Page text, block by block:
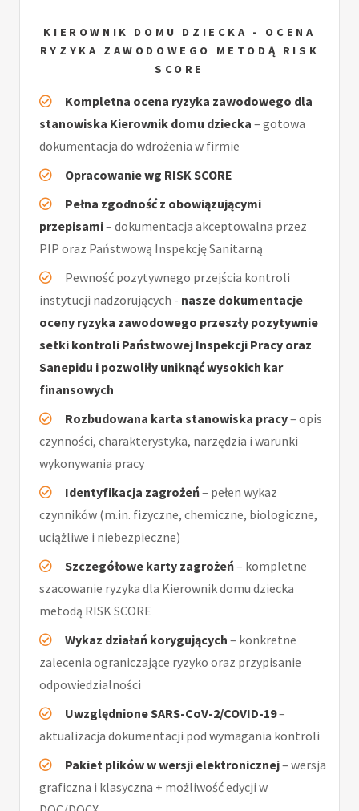
KIEROWNIK DOMU DZIECKA - OCENA
RYZYKA ZAWODOWEGO METODĄ RISK
SCORE
Kompletna ocena ryzyka zawodowego dla
stanowiska Kierownik domu dziecka – gotowa
dokumentacja do wdrożenia w firmie
Opracowanie wg RISK SCORE
Pełna zgodność z obowiązującymi
przepisami– dokumentacja akceptowalna przez
PIP oraz Państwową Inspekcję Sanitarną
Pewność pozytywnego przejścia kontroli
instytucji nadzorujących - nasze dokumentacje
oceny ryzyka zawodowego przeszły pozytywnie
setki kontroli Państwowej Inspekcji Pracy oraz
Sanepidu i pozwoliły uniknąć wysokich kar
finansowych
Rozbudowana karta stanowiska pracy– opis
czynności, charakterystyka, narzędzia i warunki
wykonywania pracy
Identyfikacja zagrożeń– pełen wykaz
czynników (m.in. fizyczne, chemiczne, biologiczne,
uciążliwe i niebezpieczne)
Szczegółowe karty zagrożeń– kompletne
szacowanie ryzyka dla Kierownik domu dziecka
metodą RISK SCORE
Wykaz działań korygujących – konkretne
zalecenia ograniczające ryzyko oraz przypisanie
odpowiedzialności
Uwzględnione SARS-CoV-2/COVID-19–
aktualizacja dokumentacji pod wymagania kontroli
Pakiet plików w wersji elektronicznej– wersja
graficzna i klasyczna + możliwość edycji w